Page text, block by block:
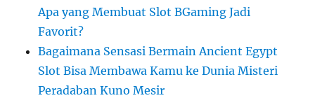
Apa yang Membuat Slot BGaming Jadi
Favorit?
Bagaimana Sensasi Bermain Ancient Egypt
Slot Bisa Membawa Kamu ke Dunia Misteri
Peradaban Kuno Mesir